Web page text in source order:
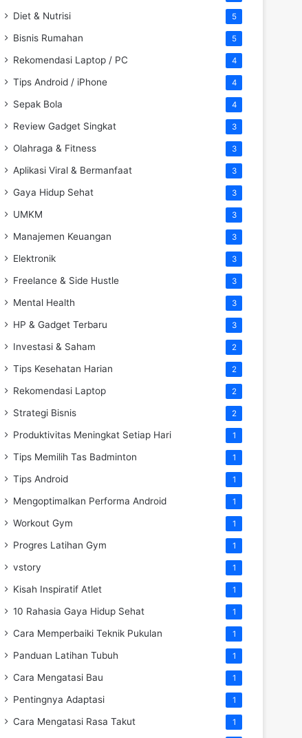
Diet & Nutrisi 5
Bisnis Rumahan 5
Rekomendasi Laptop / PC 4
Tips Android / iPhone 4
Sepak Bola 4
Review Gadget Singkat 3
Olahraga & Fitness 3
Aplikasi Viral & Bermanfaat 3
Gaya Hidup Sehat 3
UMKM 3
Manajemen Keuangan 3
Elektronik 3
Freelance & Side Hustle 3
Mental Health 3
HP & Gadget Terbaru 3
Investasi & Saham 2
Tips Kesehatan Harian 2
Rekomendasi Laptop 2
Strategi Bisnis 2
Produktivitas Meningkat Setiap Hari 1
Tips Memilih Tas Badminton 1
Tips Android 1
Mengoptimalkan Performa Android 1
Workout Gym 1
Progres Latihan Gym 1
vstory 1
Kisah Inspiratif Atlet 1
10 Rahasia Gaya Hidup Sehat 1
Cara Memperbaiki Teknik Pukulan 1
Panduan Latihan Tubuh 1
Cara Mengatasi Bau 1
Pentingnya Adaptasi 1
Cara Mengatasi Rasa Takut 1